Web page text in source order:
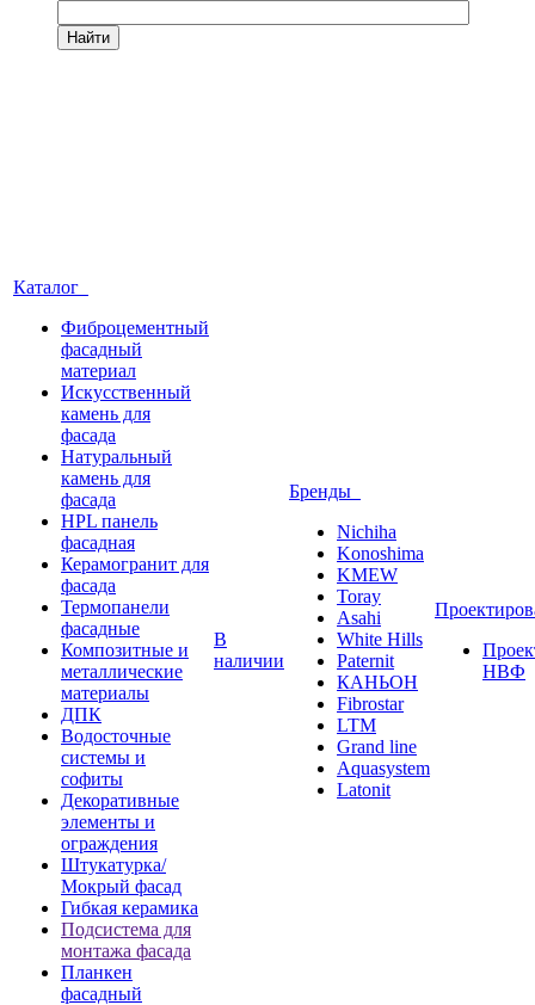
Найти
Каталог
Фиброцементный
фасадный
материал
Искусственный
камень для
фасада
Натуральный
камень для
фасада
HPL панель
фасадная
Керамогранит для
фасада
Термопанели
фасадные
Композитные и
металлические
материалы
ДПК
Водосточные
системы и
софиты
Декоративные
элементы и
ограждения
Штукатурка/
Мокрый фасад
Гибкая керамика
Подсистема для
монтажа фасада
Планкен
фасадный
В
наличии
Бренды
Nichiha
Konoshima
KMEW
Toray
Asahi
White Hills
Paternit
КАНЬОН
Fibrostar
LTM
Grand line
Aquasystem
Latonit
НВФ